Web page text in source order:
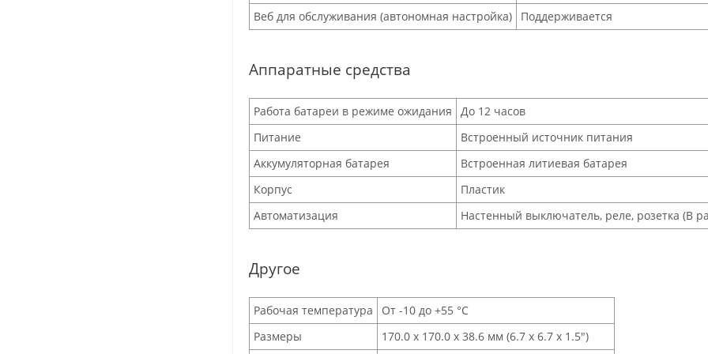
Веб для обслуживания (автономная настройка)
Поддерживается
Аппаратные средства
Работа батареи в режиме ожидания
До 12 часов
Питание
Встроенный источник питания
Аккумуляторная батарея
Встроенная литиевая батарея
Корпус
Пластик
Автоматизация
Настенный выключатель, реле, розетка (В
Другое
Рабочая температура
От -10 до +55 °C
Размеры
170.0 x 170.0 x 38.6 мм (6.7 x 6.7 x 1.5″)